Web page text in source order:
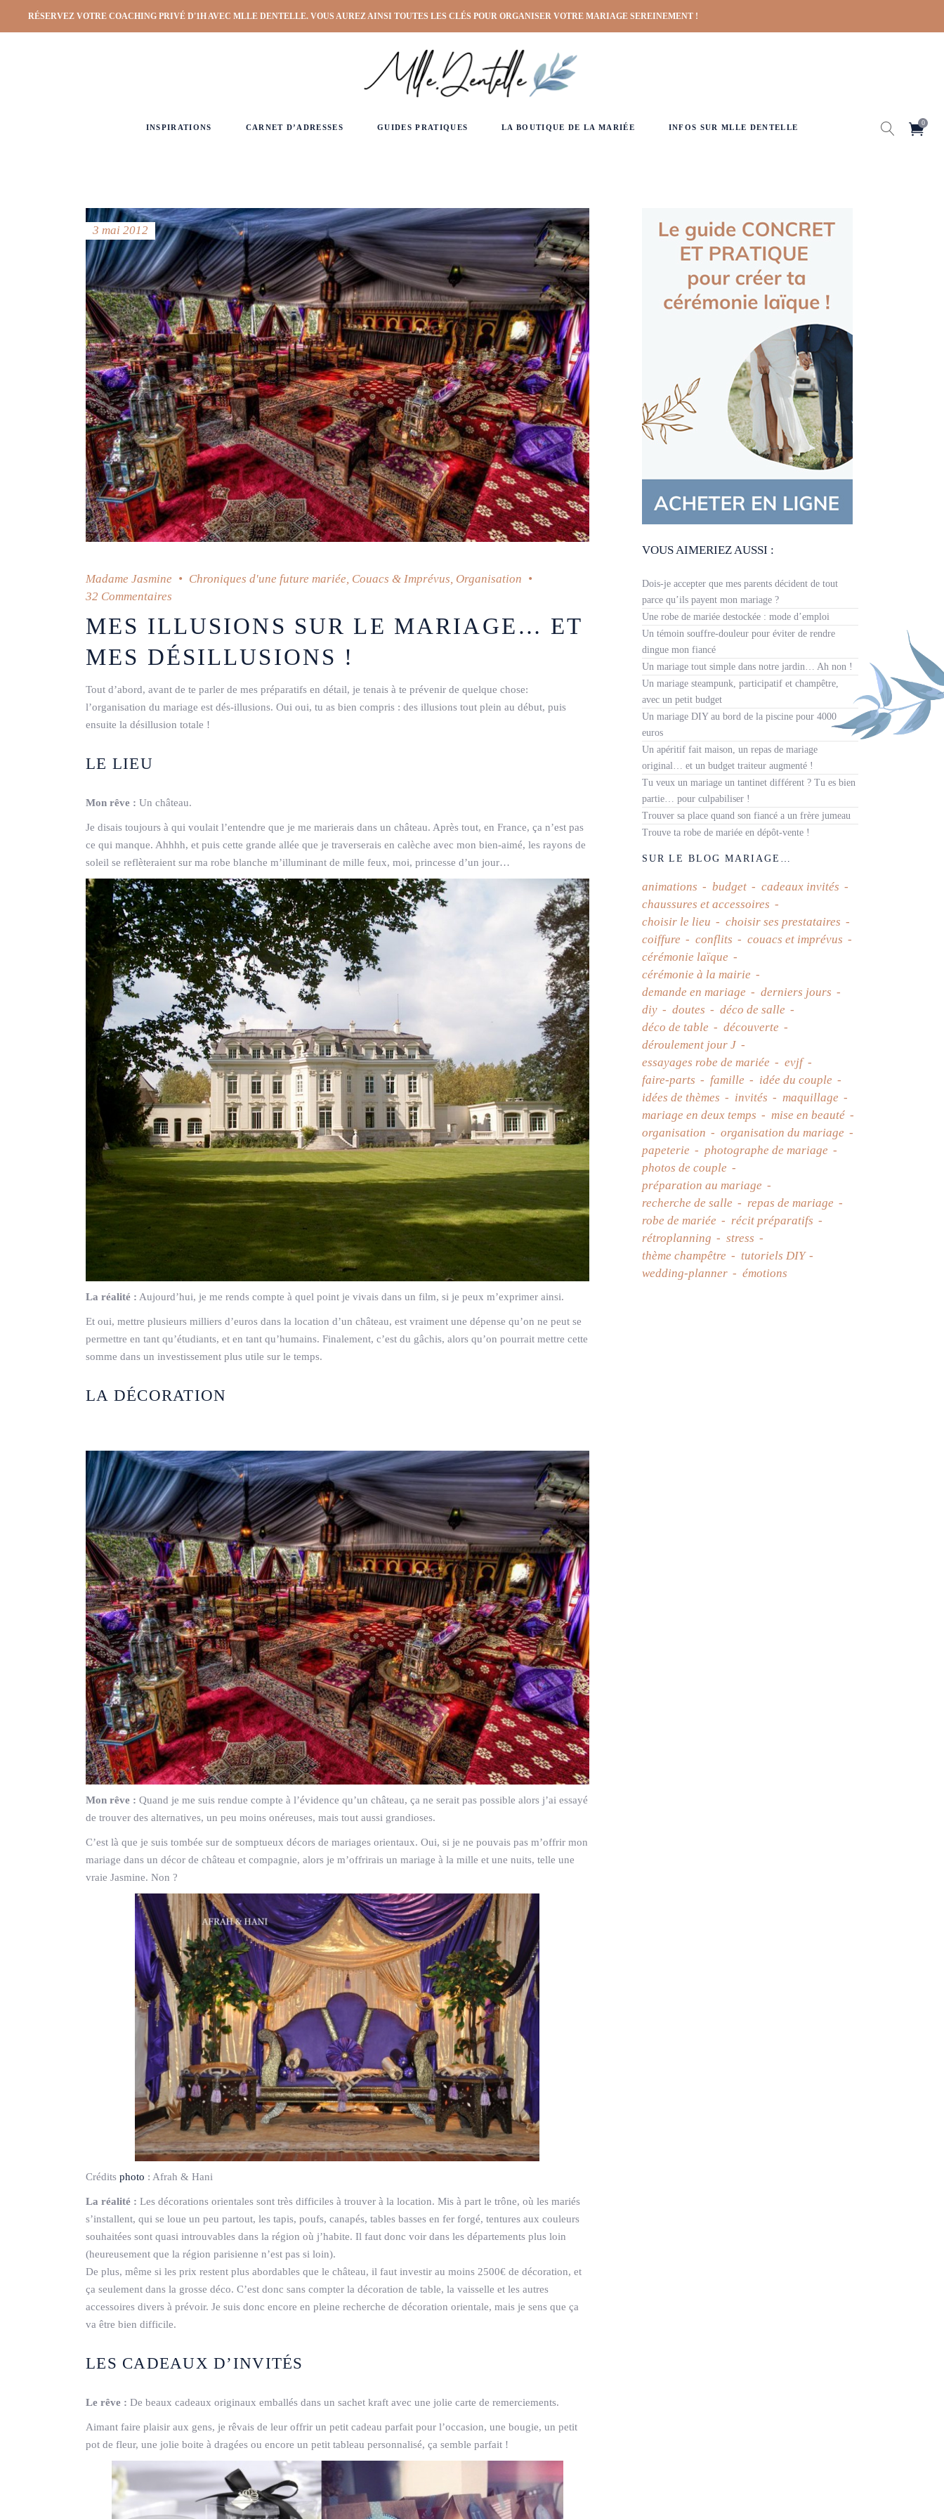
RÉSERVEZ VOTRE COACHING PRIVÉ D'1H AVEC MLLE DENTELLE. VOUS AUREZ AINSI TOUTES LES CLÉS POUR ORGANISER VOTRE MARIAGE SEREINEMENT !
INSPIRATIONS CARNET D’ADRESSES GUIDES PRATIQUES LA BOUTIQUE DE LA MARIÉE INFOS SUR MLLE DENTELLE
0
3 mai 2012
Madame Jasmine Chroniques d'une future mariée Couacs & Imprévus Organisation
32 Commentaires
MES ILLUSIONS SUR LE MARIAGE… ET
MES DÉSILLUSIONS !
Tout d’abord, avant de te parler de mes préparatifs en détail, je tenais à te prévenir de quelque chose:
l’organisation du mariage est dés-illusions. Oui oui, tu as bien compris : des illusions tout plein au début, puis
ensuite la désillusion totale !
LE LIEU
Mon rêve : Un château.
Je disais toujours à qui voulait l’entendre que je me marierais dans un château. Après tout, en France, ça n’est pas
ce qui manque. Ahhhh, et puis cette grande allée que je traverserais en calèche avec mon bien-aimé, les rayons de
soleil se reflèteraient sur ma robe blanche m’illuminant de mille feux, moi, princesse d’un jour…
La réalité : Aujourd’hui, je me rends compte à quel point je vivais dans un film, si je peux m’exprimer ainsi.
Et oui, mettre plusieurs milliers d’euros dans la location d’un château, est vraiment une dépense qu’on ne peut se
permettre en tant qu’étudiants, et en tant qu’humains. Finalement, c’est du gâchis, alors qu’on pourrait mettre cette
somme dans un investissement plus utile sur le temps.
LA DÉCORATION
Mon rêve : Quand je me suis rendue compte à l’évidence qu’un château, ça ne serait pas possible alors j’ai essayé
de trouver des alternatives, un peu moins onéreuses, mais tout aussi grandioses.
C’est là que je suis tombée sur de somptueux décors de mariages orientaux. Oui, si je ne pouvais pas m’offrir mon
mariage dans un décor de château et compagnie, alors je m’offrirais un mariage à la mille et une nuits, telle une
vraie Jasmine. Non ?
Crédits photo : Afrah & Hani
La réalité : Les décorations orientales sont très difficiles à trouver à la location. Mis à part le trône, où les mariés
s’installent, qui se loue un peu partout, les tapis, poufs, canapés, tables basses en fer forgé, tentures aux couleurs
souhaitées sont quasi introuvables dans la région où j’habite. Il faut donc voir dans les départements plus loin
(heureusement que la région parisienne n’est pas si loin).
De plus, même si les prix restent plus abordables que le château, il faut investir au moins 2500€ de décoration, et
ça seulement dans la grosse déco. C’est donc sans compter la décoration de table, la vaisselle et les autres
accessoires divers à prévoir. Je suis donc encore en pleine recherche de décoration orientale, mais je sens que ça
va être bien difficile.
LES CADEAUX D’INVITÉS
Le rêve : De beaux cadeaux originaux emballés dans un sachet kraft avec une jolie carte de remerciements.
Aimant faire plaisir aux gens, je rêvais de leur offrir un petit cadeau parfait pour l’occasion, une bougie, un petit
pot de fleur, une jolie boite à dragées ou encore un petit tableau personnalisé, ça semble parfait !
VOUS AIMERIEZ AUSSI :
Dois-je accepter que mes parents décident de tout
parce qu’ils payent mon mariage ?
Une robe de mariée destockée : mode d’emploi
Un témoin souffre-douleur pour éviter de rendre
dingue mon fiancé
Un mariage tout simple dans notre jardin… Ah non !
Un mariage steampunk, participatif et champêtre,
avec un petit budget
Un mariage DIY au bord de la piscine pour 4000
euros
Un apéritif fait maison, un repas de mariage
original… et un budget traiteur augmenté !
Tu veux un mariage un tantinet différent ? Tu es bien
partie… pour culpabiliser !
Trouver sa place quand son fiancé a un frère jumeau
Trouve ta robe de mariée en dépôt-vente !
SUR LE BLOG MARIAGE…
animations budget
cadeaux invités
chaussures et accessoires
choisir le lieu
choisir ses prestataires
coiffure
conflits
couacs et imprévus
cérémonie laïque
cérémonie à la mairie
demande en mariage
derniers jours
diy
doutes
déco de salle
déco de table
découverte
déroulement jour J
essayages robe de mariée
evjf
faire-parts
famille
idée du couple
idées de thèmes
invités
maquillage
mariage en deux temps
mise en beauté
organisation
organisation du mariage
papeterie
photographe de mariage
photos de couple
préparation au mariage
recherche de salle
repas de mariage
robe de mariée
récit préparatifs
rétroplanning
stress
thème champêtre
tutoriels DIY
wedding-planner
émotions